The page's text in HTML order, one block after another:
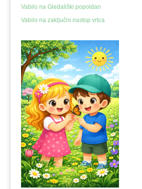
Vabilo na Gledališki popoldan
Vabilo na zaključni nastop vrtca